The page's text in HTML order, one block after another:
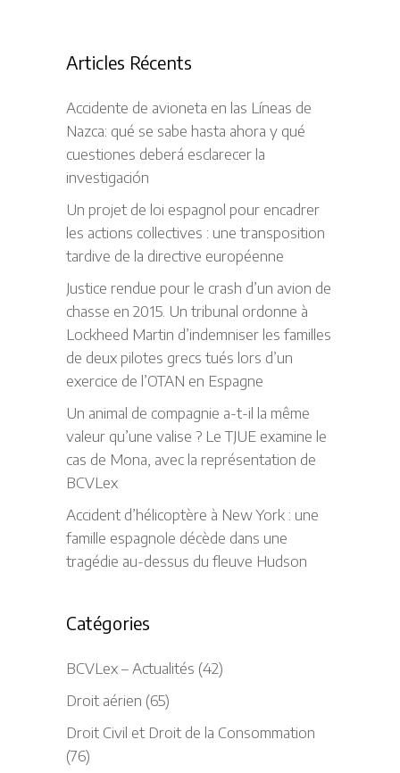
Articles Récents
Accidente de avioneta en las Líneas de
Nazca: qué se sabe hasta ahora y qué
cuestiones deberá esclarecer la
investigación
Un projet de loi espagnol pour encadrer
les actions collectives : une transposition
tardive de la directive européenne
Justice rendue pour le crash d’un avion de
chasse en 2015. Un tribunal ordonne à
Lockheed Martin d’indemniser les familles
de deux pilotes grecs tués lors d’un
exercice de l’OTAN en Espagne
Un animal de compagnie a-t-il la même
valeur qu’une valise ? Le TJUE examine le
cas de Mona, avec la représentation de
BCVLex
Accident d’hélicoptère à New York : une
famille espagnole décède dans une
tragédie au-dessus du fleuve Hudson
Catégories
BCVLex – Actualités (42)
Droit aérien (65)
Droit Civil et Droit de la Consommation
(76)